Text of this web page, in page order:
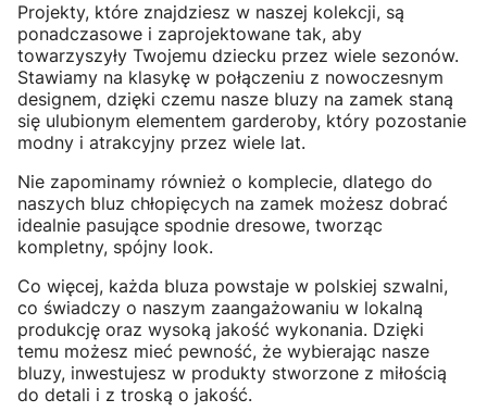
Projekty, które znajdziesz w naszej kolekcji, są
ponadczasowe i zaprojektowane tak, aby
towarzyszyły Twojemu dziecku przez wiele sezonów.
Stawiamy na klasykę w połączeniu z nowoczesnym
designem, dzięki czemu nasze bluzy na zamek staną
się ulubionym elementem garderoby, który pozostanie
modny i atrakcyjny przez wiele lat.
Nie zapominamy również o komplecie, dlatego do
naszych bluz chłopięcych na zamek możesz dobrać
idealnie pasujące spodnie dresowe, tworząc
kompletny, spójny look.
Co więcej, każda bluza powstaje w polskiej szwalni,
co świadczy o naszym zaangażowaniu w lokalną
produkcję oraz wysoką jakość wykonania. Dzięki
temu możesz mieć pewność, że wybierając nasze
bluzy, inwestujesz w produkty stworzone z miłością
do detali i z troską o jakość.